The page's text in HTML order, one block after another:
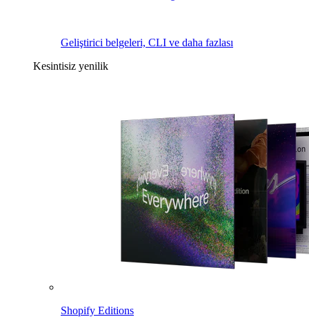
Geliştirici belgeleri, CLI ve daha fazlası
Kesintisiz yenilik
Shopify Editions